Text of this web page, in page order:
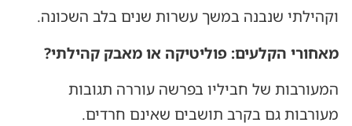
וקהילתי שנבנה במשך עשרות שנים בלב השכונה.
מאחורי הקלעים: פוליטיקה או מאבק קהילתי?
המעורבות של חביליו בפרשה עוררה תגובות
מעורבות גם בקרב תושבים שאינם חרדים.